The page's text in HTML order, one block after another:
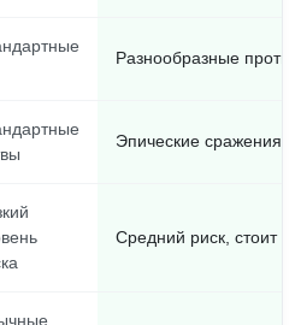
Разнообразные
Эпические сражения
Средний риск, стоит